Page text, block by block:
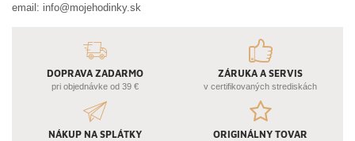
email: info@mojehodinky.sk
DOPRAVA ZADARMO
pri objednávke od 39 €
ZÁRUKA A SERVIS
v certifikovaných strediskách
NÁKUP NA SPLÁTKY ORIGINÁLNY TOVAR